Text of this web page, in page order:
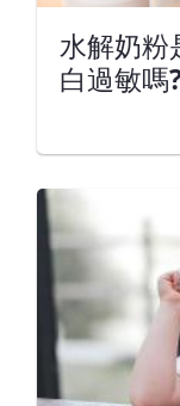
水解奶粉
白過敏嗎